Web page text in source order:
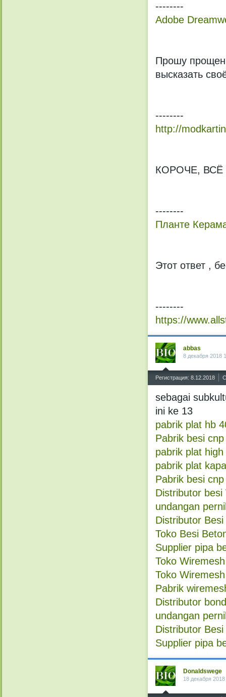
--------
Adobe
Прошу
высказать
--------
http://
КОРОЧЕ,
--------
Планте
Этот ответ ,
--------
https://
abbas
8 декабря 2018
Регистрация: 8.12.2018
sebagai
ini ke 13
pabrik plat hb
Pabrik besi cnp
pabrik plat
pabrik plat
Pabrik besi cnp
Distributor besi
undangan
Distributor
Toko Besi
Supplier pipa
Toko
Toko
Pabrik
Distributor
undangan
Distributor
Supplier pipa
Donaldswege
18 декабря